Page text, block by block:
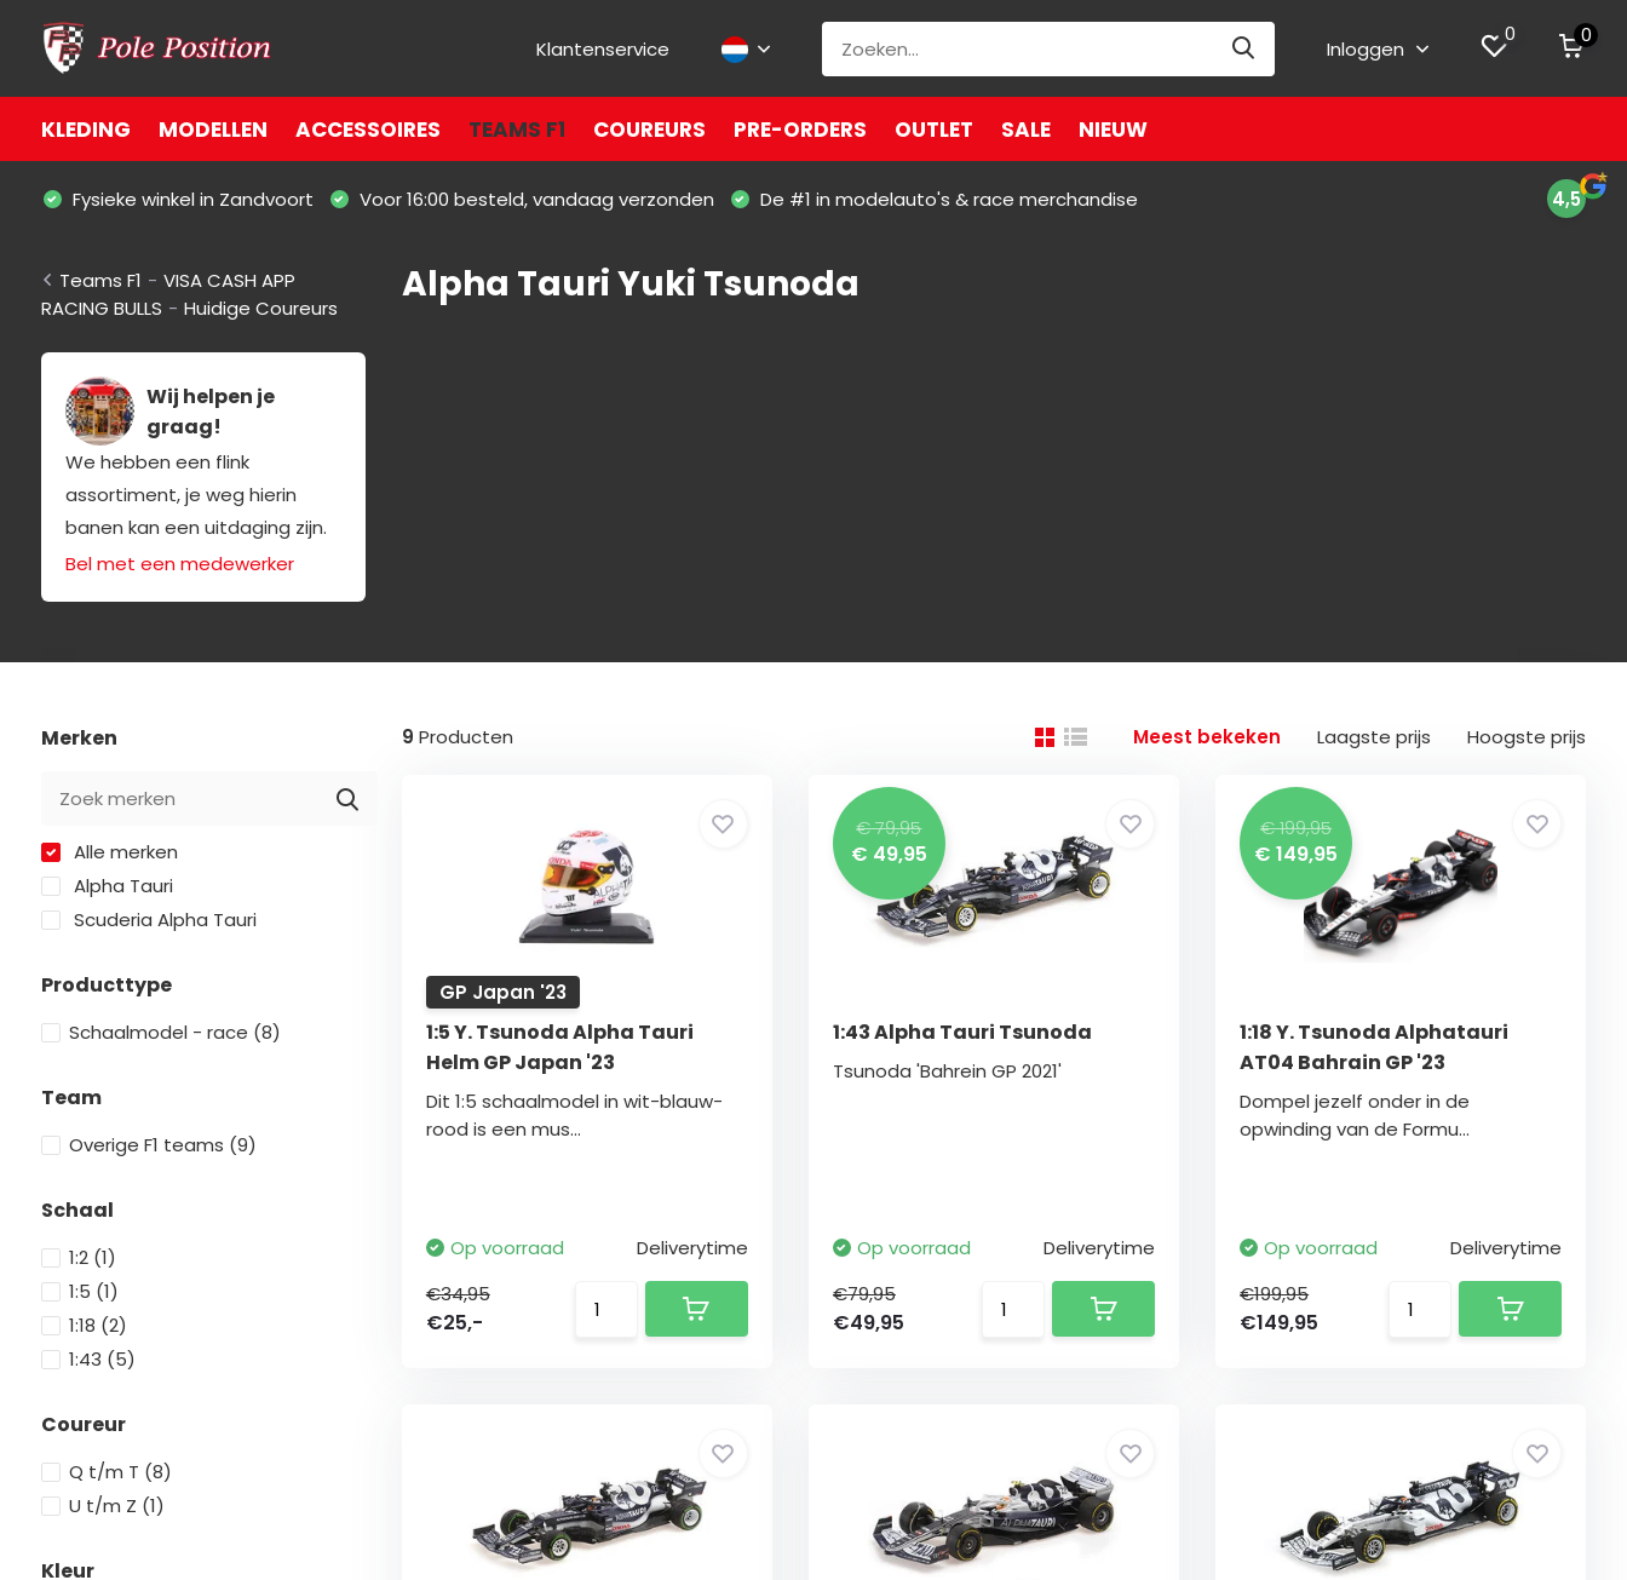
Klantenservice Inloggen
0 0
KLEDING MODELLEN ACCESSOIRES TEAMS F1 COUREURS PRE-ORDERS OUTLET SALE NIEUW
Fysieke winkel in Zandvoort Voor 16:00 besteld, vandaag verzonden De #1 in modelauto's & race merchandise 4,5
Teams F1 - VISA CASH APP
RACING BULLS - Huidige Coureurs
Wij helpen je
graag!
We hebben een flink
assortiment, je weg hierin
banen kan een uitdaging zijn.
Bel met een medewerker
Alpha Tauri Yuki Tsunoda
Merken
Alle merken
Alpha Tauri
Scuderia Alpha Tauri
Producttype
Schaalmodel - race (8)
Team
Overige F1 teams (9)
Schaal
1:2 (1)
1:5 (1)
1:18 (2)
1:43 (5)
Coureur
Q t/m T (8)
U t/m Z (1)
Kleur
9 Producten Meest bekeken Laagste prijs Hoogste prijs
GP Japan '23
1:5 Y. Tsunoda Alpha Tauri
Helm GP Japan '23
Dit 1:5 schaalmodel in wit-blauw-
rood is een mus...
Op voorraad
Deliverytime
€34,95
€25,-
€ 79,95
€ 49,95
1:43 Alpha Tauri Tsunoda
Tsunoda 'Bahrein GP 2021'
Op voorraad
Deliverytime
€79,95
€49,95
€ 199,95
€ 149,95
1:18 Y. Tsunoda Alphatauri
AT04 Bahrain GP '23
Dompel jezelf onder in de
opwinding van de Formu...
Op voorraad
Deliverytime
€199,95
€149,95